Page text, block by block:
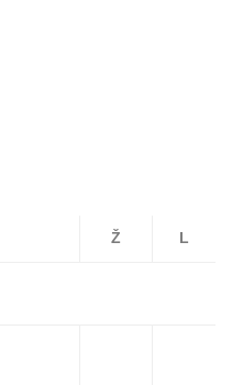
Ž L